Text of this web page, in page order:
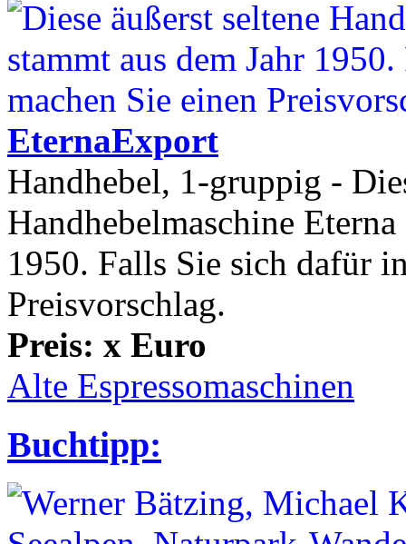
EternaExport
Handhebel, 1-gruppig -
Handhebelmaschine
1950. Falls Sie sich dafür
Preisvorschlag.
Preis: x Euro
Alte Espressomaschinen
Buchtipp: